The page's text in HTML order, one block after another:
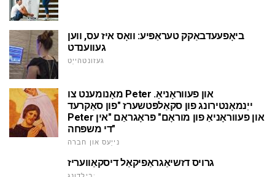
ביאָפעעדבאַקק טעראַפּיע: וואָס איז עס, ווען
געווענדט
געזונטהייַט
מאָנומענט צו Peter און פעווראָניאַ.
ייַנמאָנטירונג פון סקאַלפּטשערז "פון סאַקרעד
Peter און פעווראָניאַ פון מוראָם" פּראָגראַם "אין
די משפּחה"
נייַעס און חברה
גרויס דזשיאַגראַפיקאַל דיסקאַוועריז